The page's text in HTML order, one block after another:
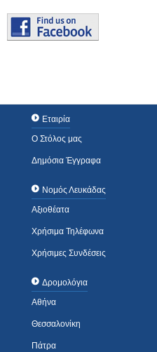
Εταιρία
Ο Στόλος μας
Δημόσια Έγγραφα
Νομός Λευκάδας
Αξιοθέατα
Χρήσιμα Τηλέφωνα
Χρήσιμες Συνδέσεις
Δρομολόγια
Αθήνα
Θεσσαλονίκη
Πάτρα